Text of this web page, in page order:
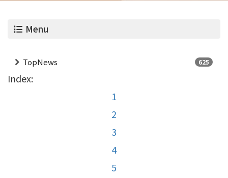
Menu
TopNews 625
Index:
1
2
3
4
5